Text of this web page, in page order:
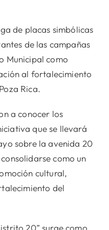
de placas simbólicas
de las campañas
Municipal como
al fortalecimiento
Rica.
a conocer los
que se llevará
sobre la avenida 20
como un
cultural,
del
20” surge como